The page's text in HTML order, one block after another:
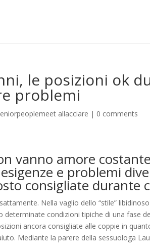
le posizioni ok
problemi
allacciare | 0 comments
vanno amore
e problemi
consigliate durante
Nella vaglio dello “stile”
condizioni tipiche di una fase
ancora consigliate alle coppie in
Mediante la parere della sessuologa